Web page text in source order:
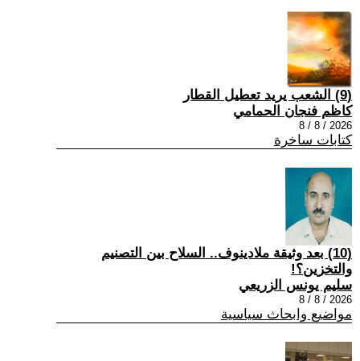
(9) الشعب يريد تعطيل القطار
كاظم فنجان الحمامي
2026 / 8 / 8
كتابات ساخرة
(10) بعد وثيقة ملادينوف.. السلاح بين التصنيم
والتخزين؟!
سليم يونس الزريعي
2026 / 8 / 8
مواضيع وابحاث سياسية